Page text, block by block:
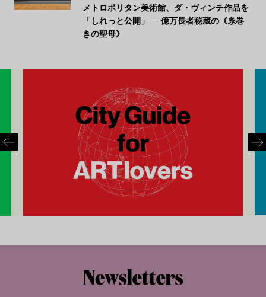
メトロポリタン美術館、ダ・ヴィンチ作品を
「しれっと公開」──億万長者秘蔵の《糸巻
きの聖母》